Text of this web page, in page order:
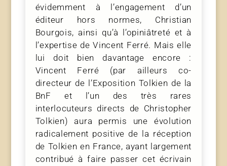
évidemment à l’engagement d’un
éditeur hors normes, Christian
Bourgois, ainsi qu’à l’opiniâtreté et à
l’expertise de Vincent Ferré. Mais elle
lui doit bien davantage encore :
Vincent Ferré (par ailleurs co-
directeur de l’Exposition Tolkien de la
BnF et l’un des très rares
interlocuteurs directs de Christopher
Tolkien) aura permis une évolution
radicalement positive de la réception
de Tolkien en France, ayant largement
contribué à faire passer cet écrivain